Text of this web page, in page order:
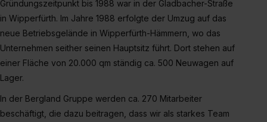
Gründungszeitpunkt bis 1988 war in der Gladbacher-Straße
in Wipperfürth. Im Jahre 1988 erfolgte der Umzug auf das
neue Betriebsgelände in Wipperfürth-Hämmern, wo das
Unternehmen seither seinen Hauptsitz führt. Dort stehen auf
einer Fläche von 20.000 qm ständig ca. 500 Neuwagen auf
Lager.
In der Bergland Gruppe werden ca. 270 Mitarbeiter
beschäftigt, die dazu beitragen, dass wir als starkes Team